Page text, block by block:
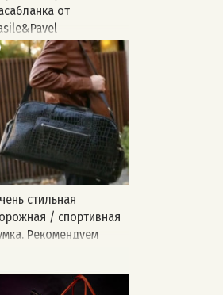
от
стильная
/ спортивная
Рекомендуем
Делитесь в